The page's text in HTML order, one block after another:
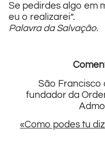
Se pedirdes algo em
eu o realizarei”.
Palavra da Salvação.
São Francisco
fundador da
«Como podes tu